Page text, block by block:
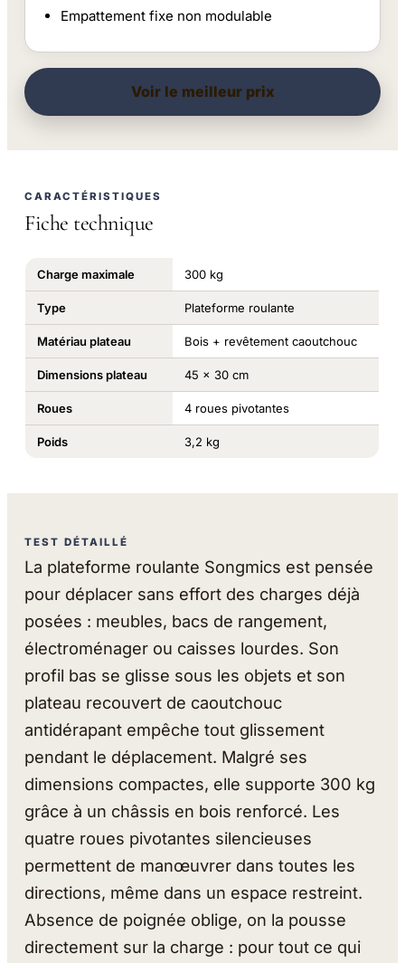
Empattement fixe non modulable
Voir le meilleur prix
CARACTÉRISTIQUES
Fiche technique
Charge maximale 300 kg
Type Plateforme roulante
Matériau plateau Bois + revêtement caoutchouc
Dimensions plateau 45 x 30 cm
Roues 4 roues pivotantes
Poids 3,2 kg
TEST DÉTAILLÉ
La plateforme roulante Songmics est pensée
pour déplacer sans effort des charges déjà
posées : meubles, bacs de rangement,
électroménager ou caisses lourdes. Son
profil bas se glisse sous les objets et son
plateau recouvert de caoutchouc
antidérapant empêche tout glissement
pendant le déplacement. Malgré ses
dimensions compactes, elle supporte 300 kg
grâce à un châssis en bois renforcé. Les
quatre roues pivotantes silencieuses
permettent de manœuvrer dans toutes les
directions, même dans un espace restreint.
Absence de poignée oblige, on la pousse
directement sur la charge : pour tout ce qui